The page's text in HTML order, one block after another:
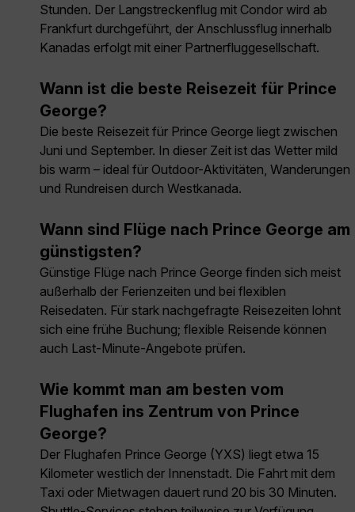
Stunden. Der Langstreckenflug mit Condor wird ab
Frankfurt durchgeführt, der Anschlussflug innerhalb
Kanadas erfolgt mit einer Partnerfluggesellschaft.
Wann ist die beste Reisezeit für Prince
George?
Die beste Reisezeit für Prince George liegt zwischen
Juni und September. In dieser Zeit ist das Wetter mild
bis warm – ideal für Outdoor-Aktivitäten, Wanderungen
und Rundreisen durch Westkanada.
Wann sind Flüge nach Prince George am
günstigsten?
Günstige Flüge nach Prince George finden sich meist
außerhalb der Ferienzeiten und bei flexiblen
Reisedaten. Für stark nachgefragte Reisezeiten lohnt
sich eine frühe Buchung; flexible Reisende können
auch Last-Minute-Angebote prüfen.
Wie kommt man am besten vom
Flughafen ins Zentrum von Prince
George?
Der Flughafen Prince George (YXS) liegt etwa 15
Kilometer westlich der Innenstadt. Die Fahrt mit dem
Taxi oder Mietwagen dauert rund 20 bis 30 Minuten.